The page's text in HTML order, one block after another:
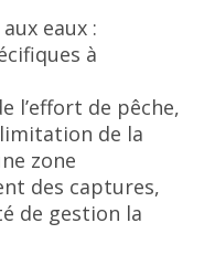
eaux :
à
l’effort de pêche,
de la
zone
des captures,
de gestion la